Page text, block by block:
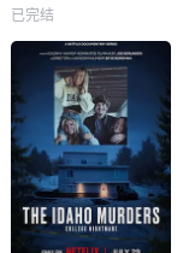
已完结